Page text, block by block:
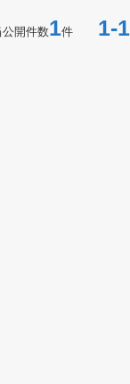
公開件数1件 1-1